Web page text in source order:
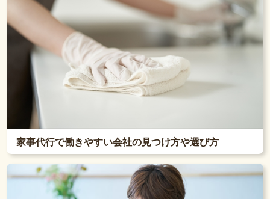
家事代行で働きやすい会社の見つけ方や選び方